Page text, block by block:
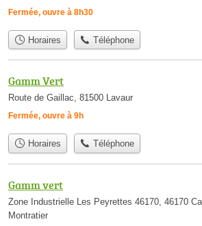
Fermée, ouvre à 8h30
Horaires Téléphone
Gamm Vert
Route de Gaillac, 81500 Lavaur
Fermée, ouvre à 9h
Horaires Téléphone
Gamm vert
Zone Industrielle Les Peyrettes 46170, 46170
Montratier